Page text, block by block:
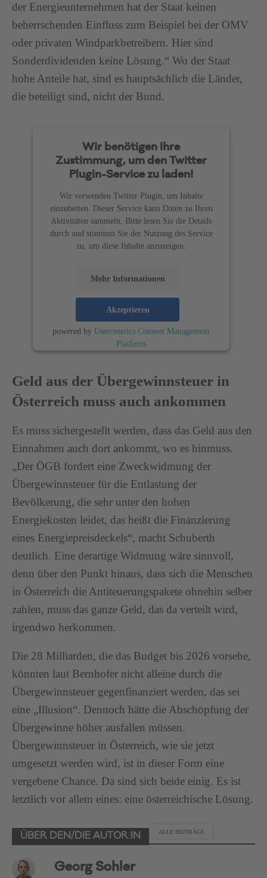
der Energieunternehmen hat der Staat keinen
beherrschenden Einfluss zum Beispiel bei der OMV
oder privaten Windparkbetreibern. Hier sind
Sonderdividenden keine Lösung.“ Wo der Staat
hohe Anteile hat, sind es hauptsächlich die Länder,
die beteiligt sind, nicht der Bund.
Wir benötigen Ihre
Zustimmung, um den Twitter
Plugin-Service zu laden!
Wir verwenden Twitter Plugin, um Inhalte
einzubetten. Dieser Service kann Daten zu Ihren
Aktivitäten sammeln. Bitte lesen Sie die Details
durch und stimmen Sie der Nutzung des Service
zu, um diese Inhalte anzuzeigen.
Mehr Informationen
Akzeptieren
powered by Usercentrics Consent Management
Platform
Geld aus der Übergewinnsteuer in
Österreich muss auch ankommen
Es muss sichergestellt werden, dass das Geld aus den
Einnahmen auch dort ankommt, wo es hinmuss.
„Der ÖGB fordert eine Zweckwidmung der
Übergewinnsteuer für die Entlastung der
Bevölkerung, die sehr unter den hohen
Energiekosten leidet, das heißt die Finanzierung
eines Energiepreisdeckels“, macht Schuberth
deutlich. Eine derartige Widmung wäre sinnvoll,
denn über den Punkt hinaus, dass sich die Menschen
in Österreich die Antiteuerungspakete ohnehin selber
zahlen, muss das ganze Geld, das da verteilt wird,
irgendwo herkommen.
Die 28 Milliarden, die das Budget bis 2026 vorsehe,
könnten laut Bernhofer nicht alleine durch die
Übergewinnsteuer gegenfinanziert werden, das sei
eine „Illusion“. Dennoch hätte die Abschöpfung der
Übergewinne höher ausfallen müssen.
Übergewinnsteuer in Österreich, wie sie jetzt
umgesetzt werden wird, ist in dieser Form eine
vergebene Chance. Da sind sich beide einig. Es ist
letztlich vor allem eines: eine österreichische Lösung.
ÜBER DEN/DIE AUTOR:IN
ALLE BEITRÄGE
Georg Sohler